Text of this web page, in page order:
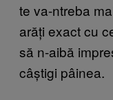
te va-ntreba
arăți exact cu
să n-aibă
câștigi pâinea.